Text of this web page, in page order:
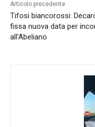
Articolo precedente
Tifosi biancorossi:
fissa nuova data per
all’Abeliano